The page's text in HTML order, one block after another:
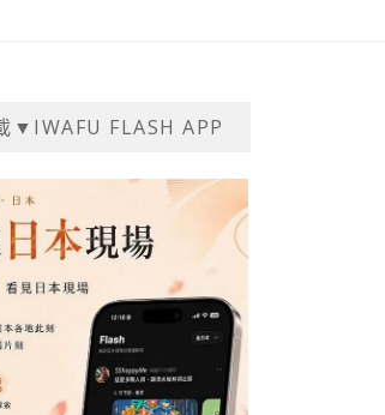
▼IWAFU FLASH APP